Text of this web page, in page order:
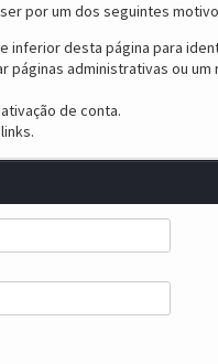
por um dos seguintes
inferior desta página para
administrativas ou
de conta.